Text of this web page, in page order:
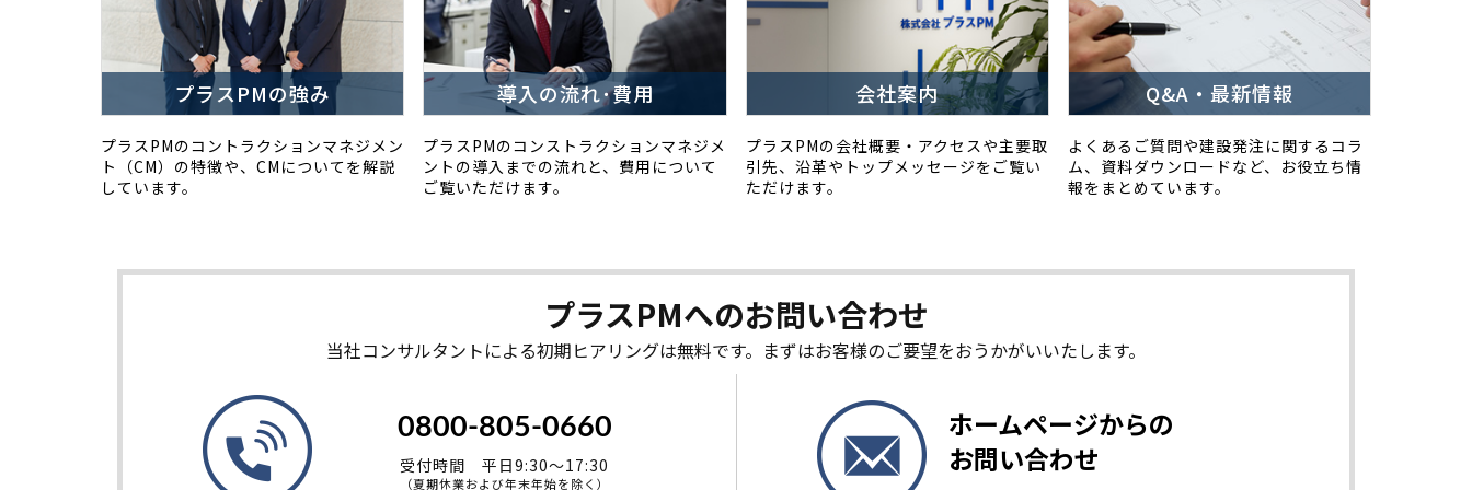
プラスPMの強み
プラスPMのコントラクションマネジメン
ト（CM）の特徴や、CMについてを解説
しています。
導入の流れ･費用
プラスPMのコンストラクションマネジメ
ントの導入までの流れと、費用について
ご覧いただけます。
会社案内
プラスPMの会社概要・アクセスや主要取
引先、沿革やトップメッセージをご覧い
ただけます。
Q&A・最新情報
よくあるご質問や建設発注に関するコラ
ム、資料ダウンロードなど、お役立ち情
報をまとめています。
プラスPMへのお問い合わせ
当社コンサルタントによる初期ヒアリングは無料です。まずはお客様のご要望をおうかがいいたします。
0800-805-0660
受付時間 平日9:30～17:30
（夏期休業および年末年始を除く）
ホームページからの
お問い合わせ